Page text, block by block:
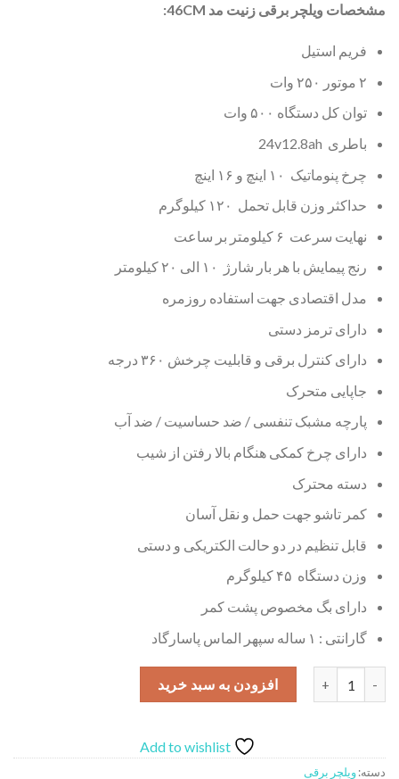
مشخصات ویلچر برقی زنیت مد 46CM:
فریم استیل
۲ موتور ۲۵۰ وات
توان کل دستگاه ۵۰۰ وات
باطری 24v12.8ah
چرخ پنوماتیک ۱۰ اینچ و ۱۶ اینچ
حداکثر وزن قابل تحمل ۱۲۰ کیلوگرم
نهایت سرعت ۶ کیلومتر بر ساعت
رنج پیمایش با هر بار شارژ ۱۰ الی ۲۰ کیلومتر
مدل اقتصادی جهت استفاده روزمره
دارای ترمز دستی
دارای کنترل برقی و قابلیت چرخش ۳۶۰ درجه
جاپایی متحرک
پارچه مشبک تنفسی / ضد حساسیت / ضد آب
دارای چرخ کمکی هنگام بالا رفتن از شیب
دسته محترک
کمر تاشو جهت حمل و نقل آسان
قابل تنظیم در دو حالت الکتریکی و دستی
وزن دستگاه ۴۵ کیلوگرم
دارای بگ مخصوص پشت کمر
گارانتی : ۱ ساله سپهر الماس پاسارگاد
افزودن به سبد خرید
Add to wishlist
دسته:ویلچر برقی